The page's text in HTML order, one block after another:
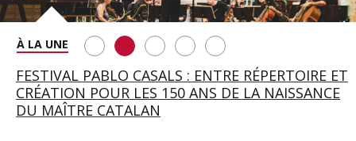
SAINT FRANÇOIS D’ASSISE À SALZBOURG, UNE
SOIRÉE IMMENSE PORTÉE PAR ROMEO
CASTELLUCCI ET MAXIME PASCAL
FESTIVAL PABLO CASALS : ENTRE RÉPERTOIRE ET
CRÉATION POUR LES 150 ANS DE LA NAISSANCE
DU MAÎTRE CATALAN
A BAYREUTH, LE 150E ANNIVERSAIRE DU RING
WAGNÉRIEN GÉNÉRÉ PAR L’IA
BETSY JOLAS FÊTE SON CENTIÈME
ANNIVERSAIRE
GEORGE BENJAMIN : « MES PARENTS AVAIENT
CETTE EXIGENCE DE L’OBJET CISELÉ »